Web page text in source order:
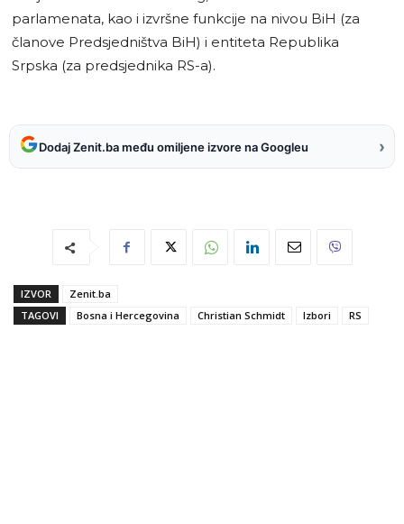
parlamenata, kao i izvršne funkcije na nivou BiH (za
članove Predsjedništva BiH) i entiteta Republika
Srpska (za predsjednika RS-a).
Dodaj Zenit.ba među omiljene izvore na Googleu ›
IZVOR
Zenit.ba
TAGOVI
Bosna i Hercegovina Christian Schmidt Izbori RS